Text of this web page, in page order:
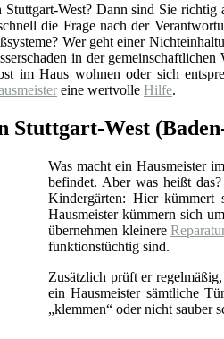
Stuttgart-West? Dann sind Sie richtig
die Frage nach der
Wer geht einer
in der
im Haus wohnen oder sich
eine wertvolle Hilfe.
Stuttgart-West
Was macht ein Hausmeister
befindet. Aber was heißt
Kindergärten: Hier kümmert
Hausmeister kümmern sich
übernehmen kleinere
funktionstüchtig sind.
Zusätzlich prüft er
ein Hausmeister sämtliche
„klemmen“ oder nicht sauber